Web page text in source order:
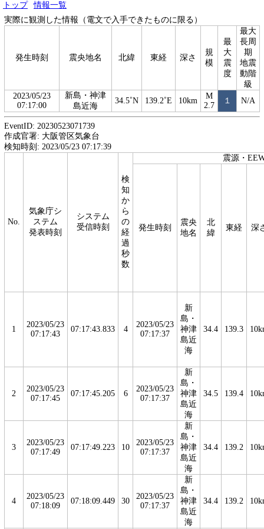
トップ
情報一覧
実際に観測した情報（電文で入手できたものに限る）
発生時刻 震央地名 北緯 東経 深さ
規
模
最
大
震
度
最大
長周
期
地震
動階
級
2023/05/23
07:17:00
新島・神津
島近海
34.5˚N 139.2˚E 10km
M
2.7
１ N/A
EventID: 20230523071739
作成官署: 大阪管区気象台
検知時刻: 2023/05/23 07:17:39
No.
気象庁シ
ステム
発表時刻
システム
受信時刻
検
知
か
ら
の
経
過
秒
数
震源・
発生時刻
震央
地名
北
緯
東経 深
1
2023/05/23
07:17:43
07:17:43.833 4
2023/05/23
07:17:37
新
島・
神津
島近
海
34.4 139.3
2
2023/05/23
07:17:45
07:17:45.205 6
2023/05/23
07:17:37
新
島・
神津
島近
海
34.5 139.4
3
2023/05/23
07:17:49
07:17:49.223 10
2023/05/23
07:17:37
新
島・
神津
島近
海
34.4 139.2
4
2023/05/23
07:18:09
07:18:09.449 30
2023/05/23
07:17:37
新
島・
神津
島近
海
34.4 139.2